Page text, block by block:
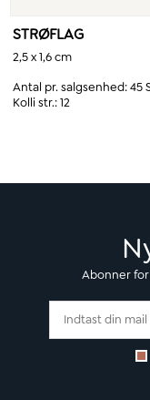
STRØFLAG
2,5 x 1,6 cm
Antal pr. salgsenhed:45
Kolli str.:12
Abonner